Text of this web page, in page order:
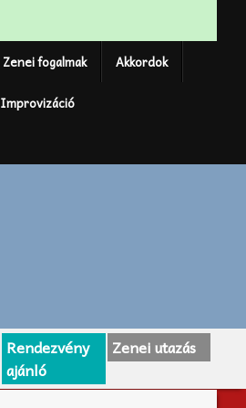
Zenei fogalmak Akkordok
Improvizáció
Rendezvény
ajánló
Zenei utazás